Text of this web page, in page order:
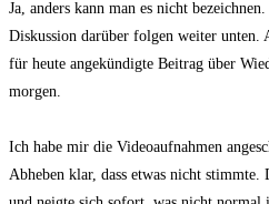
Ja, anders kann man es nicht
Diskussion darüber folgen weiter
für heute angekündigte Beitrag über
morgen.
Ich habe mir die Videoaufnahmen
Abheben klar, dass etwas nicht stimmte.